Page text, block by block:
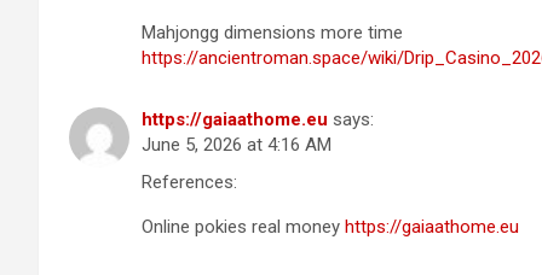
Mahjongg dimensions more time
https://ancientroman.space/wiki/
https://gaiaathome.eu says:
June 5, 2026 at 4:16 AM
References:
Online pokies real money https://gaiaathome.eu